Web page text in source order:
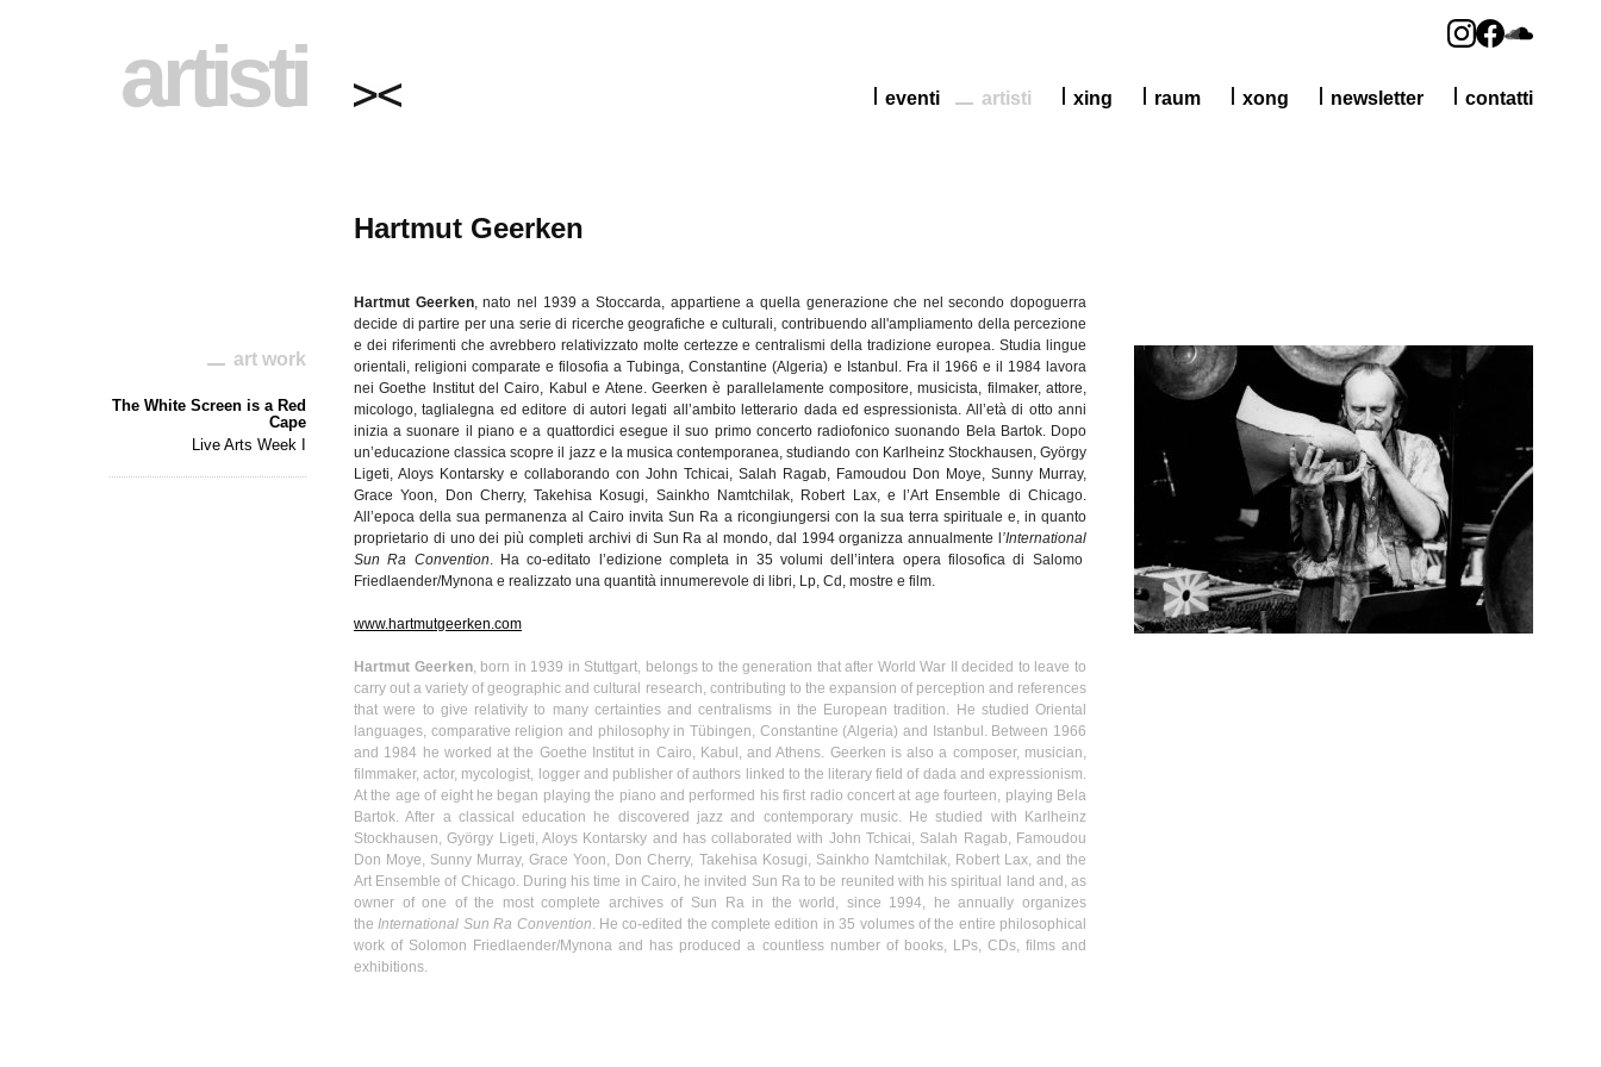
artisti contatti
newsletter
xong
raum
xing
artisti
eventi
art work
The White Screen is a Red
Cape
Live Arts Week I
Hartmut Geerken
Hartmut Geerken,nato nel 1939 a Stoccarda, appartiene a quella generazione che nel secondo dopoguerra
decide di partire per una serie di ricerche geografiche e culturali, contribuendo all'ampliamento della percezione
e dei riferimenti che avrebbero relativizzato molte certezze ecentralismi della tradizione europea.Studia lingue
orientali,religioni comparate efilosofia aTubinga, Constantine (Algeria) e Istanbul. Fra il 1966 e il 1984 lavora
nei Goethe Institutdel Cairo, Kabul e Atene. Geerken è parallelamente compositore,musicista, filmaker,attore,
micologo,taglialegna ed editore di autori legati all’ambito letterario dadaed espressionista. All’età di otto anni
inizia asuonare il piano e a quattordici esegue il suo primoconcertoradiofonico suonando Bela Bartok. Dopo
un’educazione classica scopre il jazz e lamusica contemporanea,studiando con Karlheinz Stockhausen,György
Ligeti, Aloys Kontarsky e collaborando con John Tchicai, Salah Ragab, Famoudou Don Moye, Sunny Murray,
Grace Yoon, Don Cherry,Takehisa Kosugi, Sainkho Namtchilak, Robert Lax, e l’ArtEnsemble di Chicago.
All’epoca della sua permanenza al Cairoinvita Sun Ra a ricongiungersi con la suaterra spirituale e, inquanto
proprietario di uno dei più completi archivi di Sun Ra al mondo, dal 1994organizza annualmente
’International
Sun Ra Convention. Haco-editato l’edizione completa in 35volumi dell’intera operafilosofica di Salomo
Friedlaender/Mynona e realizzato una quantità innumerevole di libri, Lp, Cd, mostre e film.
www.hartmutgeerken.com
Hartmut Geerken, born in 1939 in Stuttgart, belongs to the generation that after World War II decided to leave to
carry out a variety of geographic and cultural research, contributing to the expansion of perception and references
that were to give relativity to many certainties andcentralisms in the European tradition. He studied Oriental
languages, comparative religion and philosophy in Tübingen, Constantine (Algeria) and Istanbul. Between 1966
and 1984 he worked at the Goethe
Institutin Cairo, Kabul, and Athens. Geerken is also a composer, musician,
filmmaker, actor, mycologist, logger and publisher of authors linked to the literary field of dada and expressionism.
At the age of eight he began playing the piano and performed his first radio concert at age fourteen, playing Bela
Bartok. After a classical education he discovered jazz and contemporary music. He studied with
Karlheinz
Stockhausen,György Ligeti, Aloys Kontarsky and has collaborated with JohnTchicai, Salah Ragab, Famoudou
Don Moye, Sunny Murray, Grace Yoon, Don Cherry, Takehisa Kosugi, Sainkho Namtchilak, Robert Lax, and the
Art Ensemble of Chicago. During his time in Cairo, he invited Sun Ra to be reunited with his spiritual land and, as
owner of one of the most complete archives of Sun Ra in the world, since 1994, he annually organizes
theInternational Sun Ra Convention. He co-edited the complete edition in 35 volumes of the entire philosophical
work of Solomon Friedlaender/Mynona and has produced a countless number of books, LPs, CDs, films and
exhibitions.